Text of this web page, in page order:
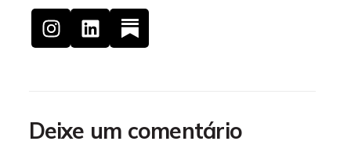
Deixe um comentário